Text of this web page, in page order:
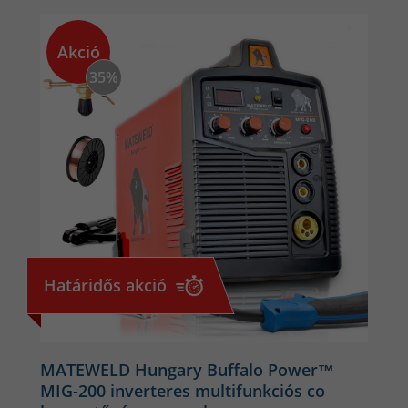
Védőgázos fogyóelektródás hegesztés a
hegesztőgéppel
Acél, rozsdamentes, vagy bronz huzal használata esetén
normál polaritásra kell beállítani a gépet (testkábel negatív,
munkakábel pozitív pólus).A védőgázt, amely lehet
CO2, Corgon gáz
(Argon + CO2) vagy például bronz,
alumínium huzal esetében tisztaArgon gáz a gép hátulján lévő
csatlakozón keresztül lehet bekötni, egy flexibilis gázcsővel
csatlakoztatva a gépet a reduktorhoz.
Akció
35%
Határidős akció
MATEWELD Hungary Buffalo Power™
MIG-200 inverteres multifunkciós co